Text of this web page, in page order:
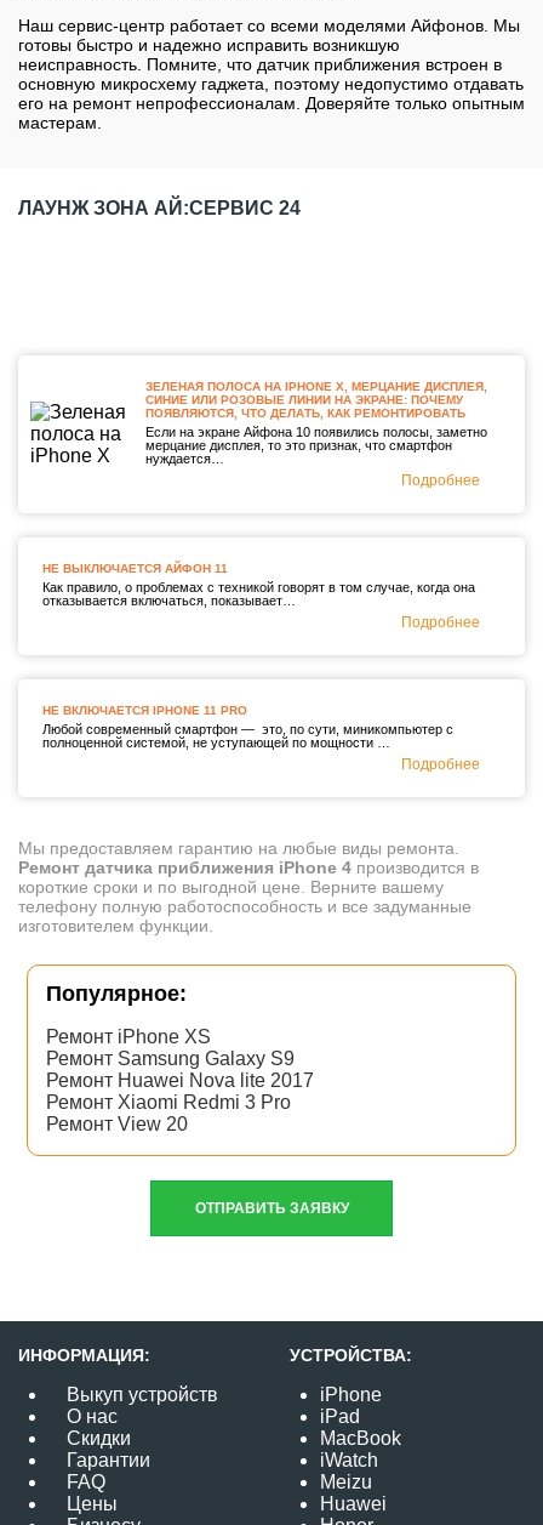
Наш сервис-центр работает со всеми моделями Айфонов. Мы
готовы быстро и надежно исправить возникшую
неисправность. Помните, что датчик приближения встроен в
основную микросхему гаджета, поэтому недопустимо отдавать
его на ремонт непрофессионалам. Доверяйте только опытным
мастерам.
ЛАУНЖ ЗОНА АЙ:СЕРВИС 24
ЗЕЛЕНАЯ ПОЛОСА НА IPHONE X, МЕРЦАНИЕ ДИСПЛЕЯ,
СИНИЕ ИЛИ РОЗОВЫЕ ЛИНИИ НА ЭКРАНЕ: ПОЧЕМУ
ПОЯВЛЯЮТСЯ, ЧТО ДЕЛАТЬ, КАК РЕМОНТИРОВАТЬ
Если на экране Айфона 10 появились полосы, заметно
мерцание дисплея, то это признак, что смартфон
нуждается…
Подробнее
НЕ ВЫКЛЮЧАЕТСЯ АЙФОН 11
Как правило, о проблемах с техникой говорят в том случае, когда она
отказывается включаться, показывает…
Подробнее
НЕ ВКЛЮЧАЕТСЯ IPHONE 11 PRO
Любой современный смартфон — это, по сути, миникомпьютер с
полноценной системой, не уступающей по мощности …
Подробнее
Мы предоставляем гарантию на любые виды ремонта.
Ремонт датчика приближения iPhone 4 производится в
короткие сроки и по выгодной цене. Верните вашему
телефону полную работоспособность и все задуманные
изготовителем функции.
Популярное:
Ремонт iPhone XS
Ремонт Samsung Galaxy S9
Ремонт Huawei Nova lite 2017
Ремонт Xiaomi Redmi 3 Pro
Ремонт View 20
ОТПРАВИТЬ ЗАЯВКУ
ИНФОРМАЦИЯ:
Выкуп устройств
О нас
Скидки
Гарантии
FAQ
Цены
УСТРОЙСТВА:
iPhone
iPad
MacBook
iWatch
Meizu
Huawei